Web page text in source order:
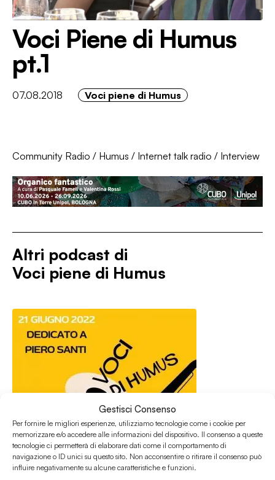
Gestisci Consenso
Per fornire le migliori esperienze, utilizziamo tecnologie come i cookie per
memorizzare e/o accedere alle informazioni del dispositivo. Il consenso a queste
tecnologie ci permetterà di elaborare dati come il comportamento di
navigazione o ID unici su questo sito. Non acconsentire o ritirare il consenso può
influire negativamente su alcune caratteristiche e funzioni.
Voci Piene di Humus
pt.1
07.08.2018 Voci piene di Humus
Community Radio / Humus / Internet talk radio / Interview
Altri podcast di
Voci piene di Humus